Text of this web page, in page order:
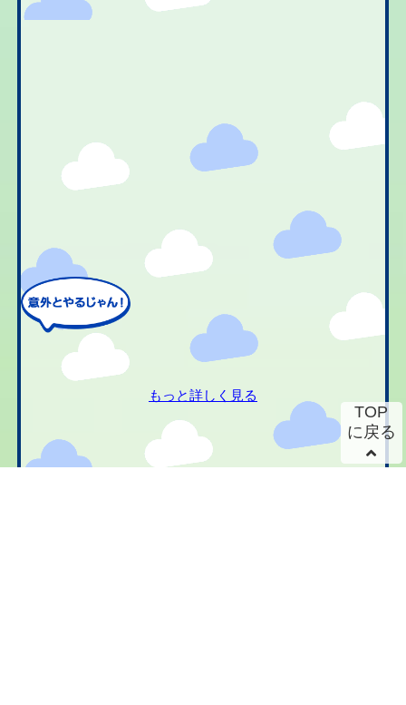
もっと詳しく見る
TOP
に戻る